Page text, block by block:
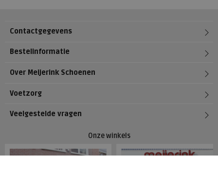
Contactgegevens
Bestelinformatie
Over Meijerink Schoenen
Voetzorg
Veelgestelde vragen
Onze winkels